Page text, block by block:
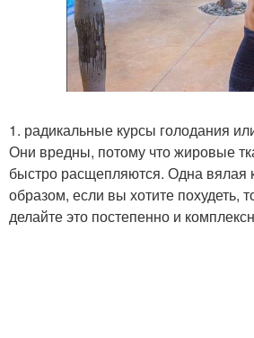
1. радикальные курсы голодания
Они вредны, потому что жировые
быстро расщепляются. Одна вялая
образом, если вы хотите похудеть,
делайте это постепенно и